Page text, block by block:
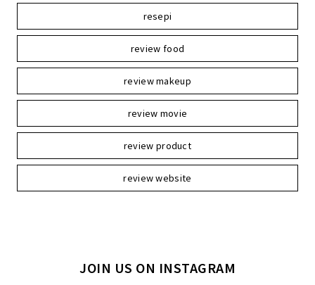
resepi
review food
review makeup
review movie
review product
review website
JOIN US ON INSTAGRAM